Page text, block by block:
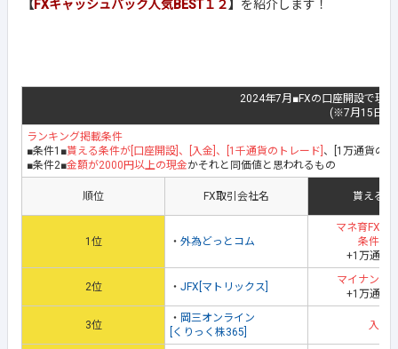
【FXキャッシュバック人気BEST１２】 を紹介します！
2024年7月■FXの口座開設で現
(※7月15日最
ランキング掲載条件
■条件1■貰える条件が[口座開設]、[入金]、[1千通貨のトレード] 、[1万通貨の
■条件2■金額が2000円以上の現金かそれと同価値と思われるもの
順位 FX取引会社名 貰える地
1位 ・ 外為どっとコム
マネ育FXス
条件達
+1万通貨
2位 ・ JFX[マトリックス]
マイナンバ
+1万通貨
3位
・ 岡三オンライン
[くりっく株365]
入金